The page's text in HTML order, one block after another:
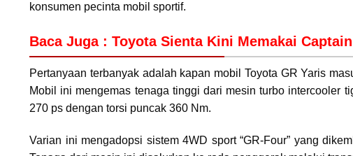
konsumen pecinta mobil sportif.
Baca Juga : Toyota Sienta Kini Memakai
Pertanyaan terbanyak adalah kapan mobil Toyota GR Yaris
Mobil ini mengemas tenaga tinggi dari mesin turbo intercooler
270 ps dengan torsi puncak 360 Nm.
Varian ini mengadopsi sistem 4WD sport “GR-Four” yang